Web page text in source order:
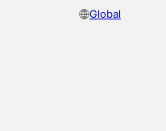
Global